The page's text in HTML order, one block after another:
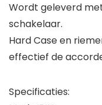
Wordt geleverd
schakelaar.
Hard Case en
effectief de
Specificaties: